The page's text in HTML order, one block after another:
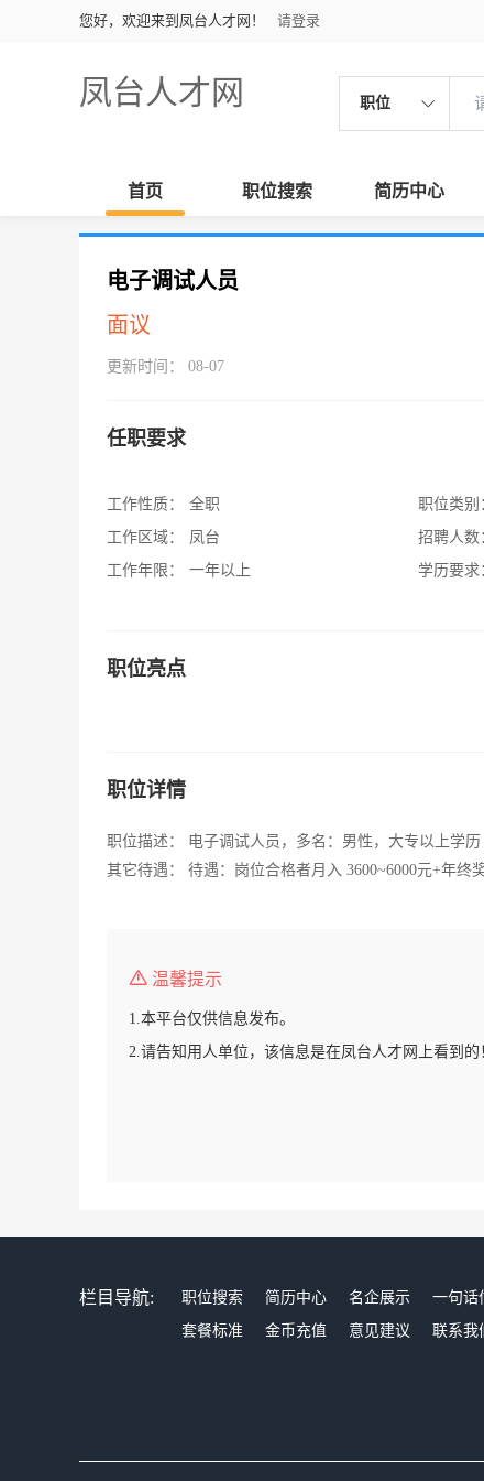
您好，欢迎来到凤台人才网！ 请登录
凤台人才网 职位
首页 职位搜索 简历中心
电子调试人员
面议
更新时间： 08-07
任职要求
工作性质：
全职
工作区域：
凤台
工作年限：
一年以上
职位类别
招聘人数
学历要求
职位亮点
职位详情
职位描述： 电子调试人员，多名：男性，大专以上学
其它待遇： 待遇：岗位合格者月入 3600~6000元+年终
温馨提示
1.本平台仅供信息发布。
2.请告知用人单位，该信息是在凤台人才网上看到的
栏目导航: 职位搜索 简历中心 名企展示 一句话
套餐标准
金币充值 意见建议 联系我